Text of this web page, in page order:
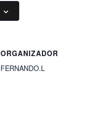
ORGANIZADOR
FERNANDO.L